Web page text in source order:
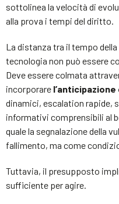
sottolinea la velocità di
alla prova i tempi del diritto.
La distanza tra il tempo
tecnologia non può essere
Deve essere colmata
incorporare
dinamici, escalation rapide,
informativi comprensibili al
quale la segnalazione della
fallimento, ma come
Tuttavia, il presupposto
sufficiente per agire.